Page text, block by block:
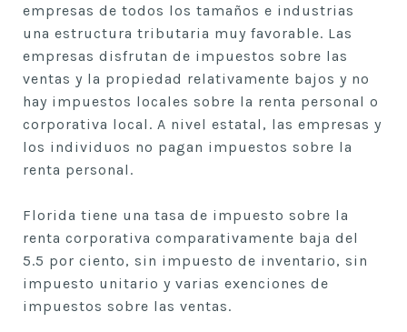
empresas de todos los tamaños e industrias
una estructura tributaria muy favorable. Las
empresas disfrutan de impuestos sobre las
ventas y la propiedad relativamente bajos y no
hay impuestos locales sobre la renta personal o
corporativa local. A nivel estatal, las empresas y
los individuos no pagan impuestos sobre la
renta personal.
Florida tiene una tasa de impuesto sobre la
renta corporativa comparativamente baja del
5.5 por ciento, sin impuesto de inventario, sin
impuesto unitario y varias exenciones de
impuestos sobre las ventas.